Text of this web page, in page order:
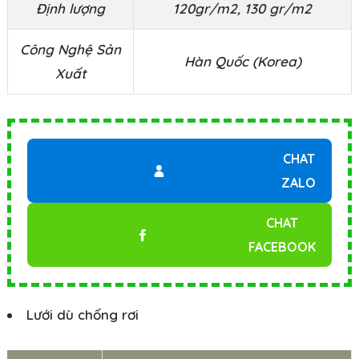
Định lượng 120gr/m2, 130 gr/m2
Công Nghệ Sản
Xuất
Hàn Quốc (Korea)
CHAT
ZALO
CHAT
FACEBOOK
Lưới dù chống rơi